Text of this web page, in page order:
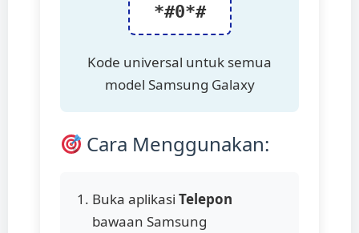
*#0*#
Kode universal untuk semua
model Samsung Galaxy
Cara Menggunakan:
Buka aplikasi Telepon
bawaan Samsung